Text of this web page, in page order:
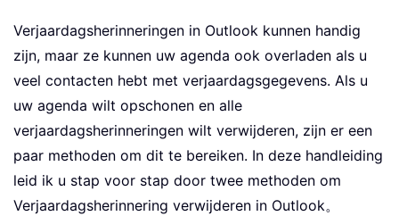
Verjaardagsherinneringen in Outlook kunnen handig
zijn, maar ze kunnen uw agenda ook overladen als u
veel contacten hebt met verjaardagsgegevens. Als u
uw agenda wilt opschonen en alle
verjaardagsherinneringen wilt verwijderen, zijn er een
paar methoden om dit te bereiken. In deze handleiding
leid ik u stap voor stap door twee methoden om
Verjaardagsherinnering verwijderen in Outlook。